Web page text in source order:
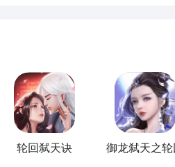
轮回弑天诀 御龙弑天之轮